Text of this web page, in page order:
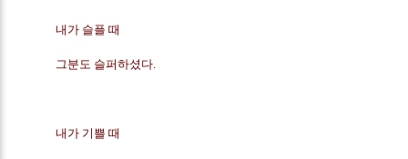
내가 슬플 때
그분도 슬퍼하셨다.
내가 기쁠 때